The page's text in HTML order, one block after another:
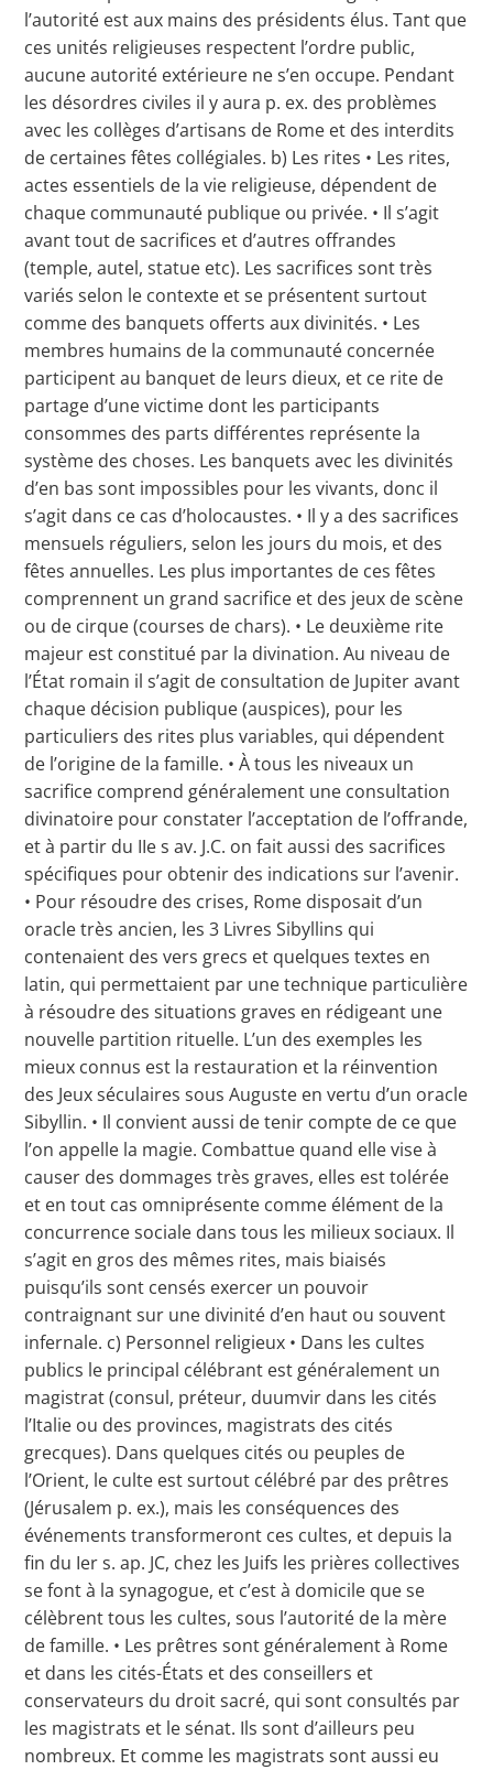
l’autorité est aux mains des présidents élus. Tant que
ces unités religieuses respectent l’ordre public,
aucune autorité extérieure ne s’en occupe. Pendant
les désordres civiles il y aura p. ex. des problèmes
avec les collèges d’artisans de Rome et des interdits
de certaines fêtes collégiales. b) Les rites • Les rites,
actes essentiels de la vie religieuse, dépendent de
chaque communauté publique ou privée. • Il s’agit
avant tout de sacrifices et d’autres offrandes
(temple, autel, statue etc). Les sacrifices sont très
variés selon le contexte et se présentent surtout
comme des banquets offerts aux divinités. • Les
membres humains de la communauté concernée
participent au banquet de leurs dieux, et ce rite de
partage d’une victime dont les participants
consommes des parts différentes représente la
système des choses. Les banquets avec les divinités
d’en bas sont impossibles pour les vivants, donc il
s’agit dans ce cas d’holocaustes. • Il y a des sacrifices
mensuels réguliers, selon les jours du mois, et des
fêtes annuelles. Les plus importantes de ces fêtes
comprennent un grand sacrifice et des jeux de scène
ou de cirque (courses de chars). • Le deuxième rite
majeur est constitué par la divination. Au niveau de
l’État romain il s’agit de consultation de Jupiter avant
chaque décision publique (auspices), pour les
particuliers des rites plus variables, qui dépendent
de l’origine de la famille. • À tous les niveaux un
sacrifice comprend généralement une consultation
divinatoire pour constater l’acceptation de l’offrande,
et à partir du IIe s av. J.C. on fait aussi des sacrifices
spécifiques pour obtenir des indications sur l’avenir.
• Pour résoudre des crises, Rome disposait d’un
oracle très ancien, les 3 Livres Sibyllins qui
contenaient des vers grecs et quelques textes en
latin, qui permettaient par une technique particulière
à résoudre des situations graves en rédigeant une
nouvelle partition rituelle. L’un des exemples les
mieux connus est la restauration et la réinvention
des Jeux séculaires sous Auguste en vertu d’un oracle
Sibyllin. • Il convient aussi de tenir compte de ce que
l’on appelle la magie. Combattue quand elle vise à
causer des dommages très graves, elles est tolérée
et en tout cas omniprésente comme élément de la
concurrence sociale dans tous les milieux sociaux. Il
s’agit en gros des mêmes rites, mais biaisés
puisqu’ils sont censés exercer un pouvoir
contraignant sur une divinité d’en haut ou souvent
infernale. c) Personnel religieux • Dans les cultes
publics le principal célébrant est généralement un
magistrat (consul, préteur, duumvir dans les cités
l’Italie ou des provinces, magistrats des cités
grecques). Dans quelques cités ou peuples de
l’Orient, le culte est surtout célébré par des prêtres
(Jérusalem p. ex.), mais les conséquences des
événements transformeront ces cultes, et depuis la
fin du Ier s. ap. JC, chez les Juifs les prières collectives
se font à la synagogue, et c’est à domicile que se
célèbrent tous les cultes, sous l’autorité de la mère
de famille. • Les prêtres sont généralement à Rome
et dans les cités-États et des conseillers et
conservateurs du droit sacré, qui sont consultés par
les magistrats et le sénat. Ils sont d’ailleurs peu
nombreux. Et comme les magistrats sont aussi eu